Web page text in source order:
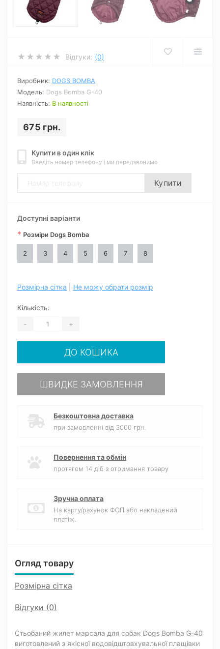
Відгуки: (0)
Виробник: DOGS BOMBA
Модель: Dogs Bomba G-40
Наявність: В наявності
675 грн.
Купити в один клік
Введіть номер телефону і ми передзвонимо
Купити
Доступні варіанти
* Розміри Dogs Bomba
2 3 4 5 6 7 8
Розмірна сітка Не можу обрати розмір
Кількість:
- +
ДО КОШИКА
ШВИДКЕ ЗАМОВЛЕННЯ
Безкоштовна доставка
при замовленні від 3000 грн.
Повернення та обмін
протягом 14 діб з отримання товару
Зручна оплата
На карту/рахунок ФОП або накладений
платіж.
Огляд товару
Розмірна сітка
Відгуки (0)
Стьобаний жилет марсала для собак Dogs Bomba G-40
виготовлений з якісної водовідштовхувальної плащівки